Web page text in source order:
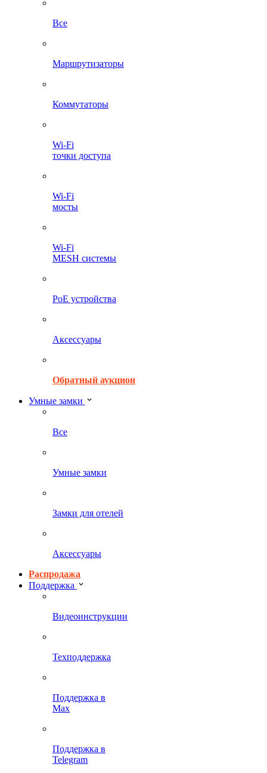
Все
Маршрутизаторы
Коммутаторы
Wi-Fi
точки доступа
Wi-Fi
мосты
Wi-Fi
MESH системы
PoE устройства
Аксессуары
Обратный аукцион
Умные замки
Все
Умные замки
Замки для отелей
Аксессуары
Распродажа
Поддержка
Видеоинструкции
Техподдержка
Поддержка в
Max
Поддержка в
Telegram